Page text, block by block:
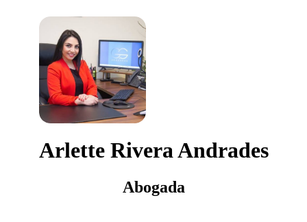
Arlette Rivera Andrades
Abogada